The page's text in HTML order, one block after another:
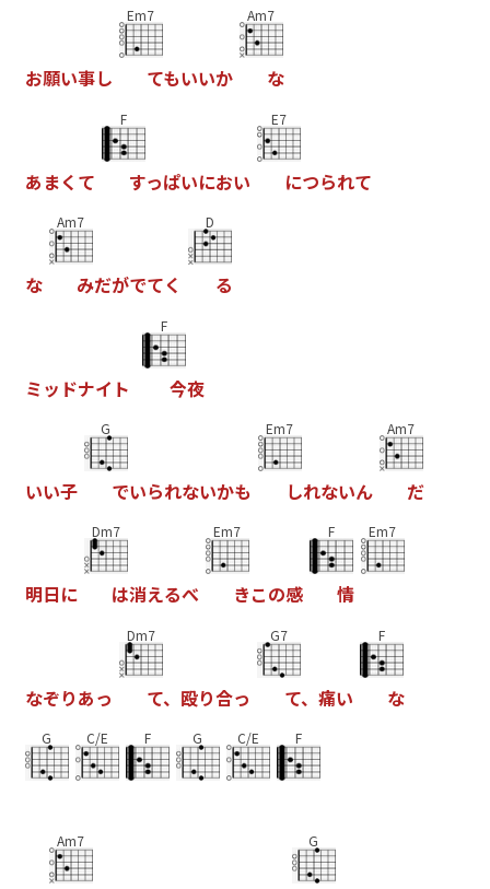
お願い事し
Em7
てもいいか
Am7
な
あ まく て
F
すっぱいにおい
E7
につられて
な
Am7
みだがでてく
D
る
ミッ ドナイ ト
F
今夜
いい子
G
でいられないかも
Em7
しれないん
Am7
だ
明日に
Dm7
は消えるべ
Em7
きこの感
F
情
Em7
なぞりあっ
Dm7
て、 殴り合っ
G7
て、 痛い
F
な
G C/E F G C/E F
Am7 G